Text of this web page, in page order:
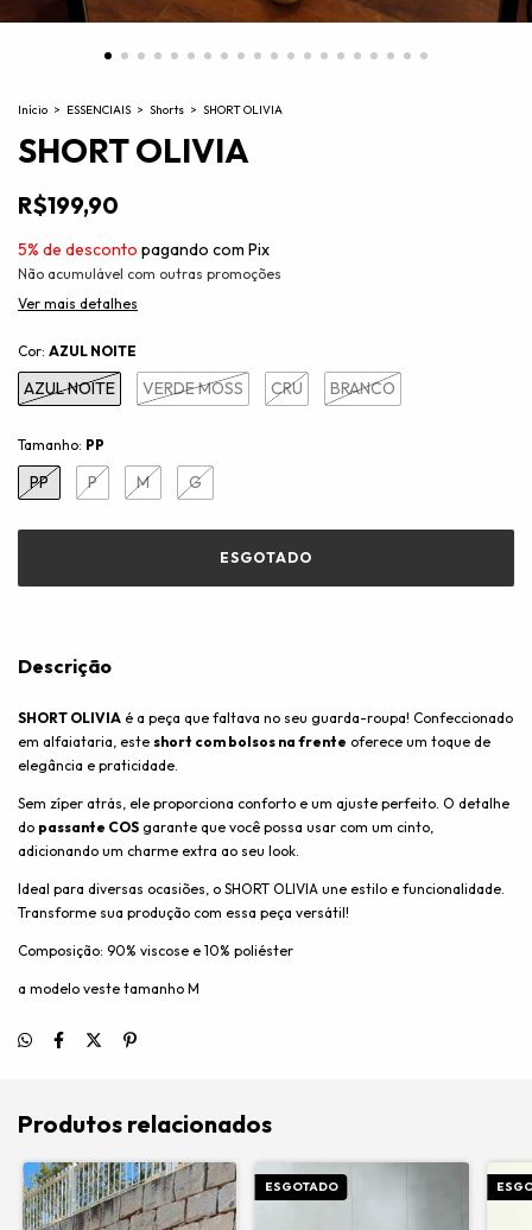
Início > ESSENCIAIS > Shorts > SHORT OLIVIA
SHORT OLIVIA
R$199,90
5% de desconto pagando com Pix
Não acumulável com outras promoções
Ver mais detalhes
Cor: AZUL NOITE
AZUL NOITE VERDE MOSS CRU BRANCO
Tamanho: PP
PP P M G
Descrição
SHORT OLIVIA é a peça que faltava no seu guarda-roupa! Confeccionado
em alfaiataria, este short com bolsos na frente oferece um toque de
elegância e praticidade.
Sem zíper atrás, ele proporciona conforto e um ajuste perfeito. O detalhe
do passante COS garante que você possa usar com um cinto,
adicionando um charme extra ao seu look.
Ideal para diversas ocasiões, o SHORT OLIVIA une estilo e funcionalidade.
Transforme sua produção com essa peça versátil!
Composição: 90% viscose e 10% poliéster
a modelo veste tamanho M
Produtos relacionados
ESGOTADO